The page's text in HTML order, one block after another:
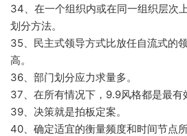
34、在一个组织内或在同一组织层次
划分方法。
35、民主式领导方式比放任自流式的
高。
36、部门划分应力求量多。
37、在所有情况下，9.9风格都是最有
39、决策就是拍板定案。
40、确定适宜的衡量频度和时间节点